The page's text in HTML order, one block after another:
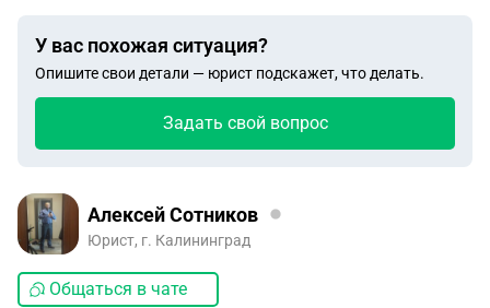
У вас похожая ситуация?
Опишите свои детали — юрист подскажет, что делать.
Задать свой вопрос
Алексей Сотников
Юрист, г. Калининград
Общаться в чате